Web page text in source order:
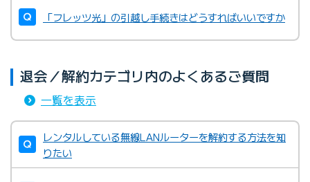
「フレッツ光」の引越し手続きはどうすればいいですか
退会／解約カテゴリ内のよくあるご質問
一覧を表示
レンタルしている無線LANルーターを解約する方法を知
りたい